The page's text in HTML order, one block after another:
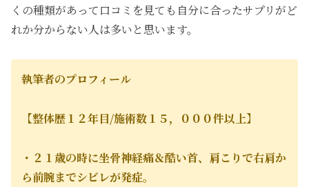
くの種類があって口コミを見ても自分に合ったサプリがど
れか分からない人は多いと思います。
執筆者のプロフィール
【整体歴１２年目/施術数１５，０００件以上】
・２１歳の時に坐骨神経痛＆酷い首、肩こりで右肩か
ら前腕までシビレが発症。